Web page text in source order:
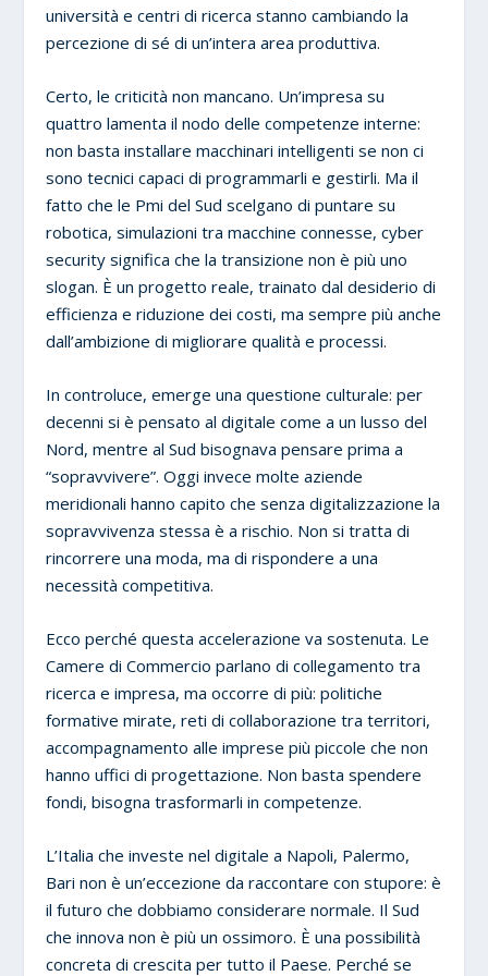
università e centri di ricerca stanno cambiando la
percezione di sé di un’intera area produttiva.
Certo, le criticità non mancano. Un’impresa su
quattro lamenta il nodo delle competenze interne:
non basta installare macchinari intelligenti se non ci
sono tecnici capaci di programmarli e gestirli. Ma il
fatto che le Pmi del Sud scelgano di puntare su
robotica, simulazioni tra macchine connesse, cyber
security significa che la transizione non è più uno
slogan. È un progetto reale, trainato dal desiderio di
efficienza e riduzione dei costi, ma sempre più anche
dall’ambizione di migliorare qualità e processi.
In controluce, emerge una questione culturale: per
decenni si è pensato al digitale come a un lusso del
Nord, mentre al Sud bisognava pensare prima a
“sopravvivere”. Oggi invece molte aziende
meridionali hanno capito che senza digitalizzazione la
sopravvivenza stessa è a rischio. Non si tratta di
rincorrere una moda, ma di rispondere a una
necessità competitiva.
Ecco perché questa accelerazione va sostenuta. Le
Camere di Commercio parlano di collegamento tra
ricerca e impresa, ma occorre di più: politiche
formative mirate, reti di collaborazione tra territori,
accompagnamento alle imprese più piccole che non
hanno uffici di progettazione. Non basta spendere
fondi, bisogna trasformarli in competenze.
L’Italia che investe nel digitale a Napoli, Palermo,
Bari non è un’eccezione da raccontare con stupore: è
il futuro che dobbiamo considerare normale. Il Sud
che innova non è più un ossimoro. È una possibilità
concreta di crescita per tutto il Paese. Perché se